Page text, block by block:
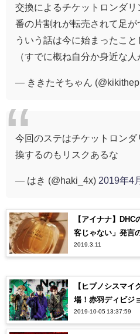
交換によるチケットロンダ
番の片割れが転売されて足
ういう話は今に始まったこと
（すでに概ね自分か身近な人
— ききたそちゃん
今回のステはチケットロン
換するのもリスクあるな
— はき (@haki_4x) 2019年4
【アイナナ】
客じゃない」発言
2019.3.11
【ヒプノシスマイ
場！赤羽ディビジ
2019-10-05 13:37:59